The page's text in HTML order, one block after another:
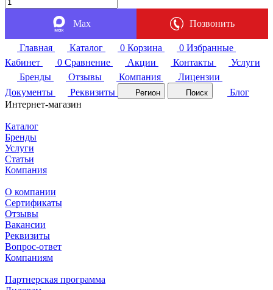
Max Позвонить
Главная Каталог 0 Корзина 0 Избранные
Кабинет
0 Сравнение Акции Контакты
Услуги
Бренды
Отзывы Компания
Лицензии
Документы
Реквизиты Регион Поиск
Блог
Интернет-магазин
Каталог
Бренды
Услуги
Статьи
Компания
О компании
Сертификаты
Отзывы
Вакансии
Реквизиты
Вопрос-ответ
Компаниям
Партнерская программа